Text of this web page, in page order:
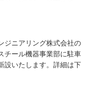
ジニアリング株式会社の
チール機器事業部に駐車
設いたします。詳細は下